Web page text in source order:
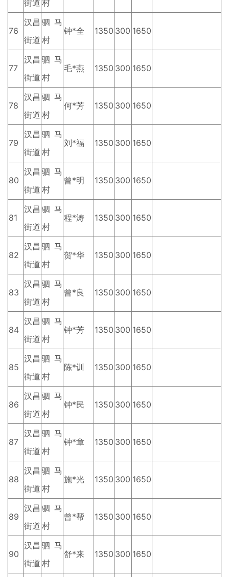
街道 村
76
汉昌
街道
驷马
村
钟*全 1350 300 1650
77
汉昌
街道
驷马
村
毛*燕 1350 300 1650
78
汉昌
街道
驷马
村
何*芳 1350 300 1650
79
汉昌
街道
驷马
村
刘*福 1350 300 1650
80
汉昌
街道
驷马
村
曾*明 1350 300 1650
81
汉昌
街道
驷马
村
程*涛 1350 300 1650
82
汉昌
街道
驷马
村
贺*华 1350 300 1650
83
汉昌
街道
驷马
村
曾*良 1350 300 1650
84
汉昌
街道
驷马
村
钟*芳 1350 300 1650
85
汉昌
街道
驷马
村
陈*训 1350 300 1650
86
汉昌
街道
驷马
村
钟*民 1350 300 1650
87
汉昌
街道
驷马
村
钟*章 1350 300 1650
88
汉昌
街道
驷马
村
施*光 1350 300 1650
89
汉昌
街道
驷马
村
曾*帮 1350 300 1650
90
汉昌
街道
驷马
村
舒*来 1350 300 1650